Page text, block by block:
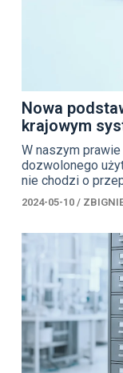
Nowa
krajowym
W naszym
dozwolonego
nie chodzi o
2024-05-10/